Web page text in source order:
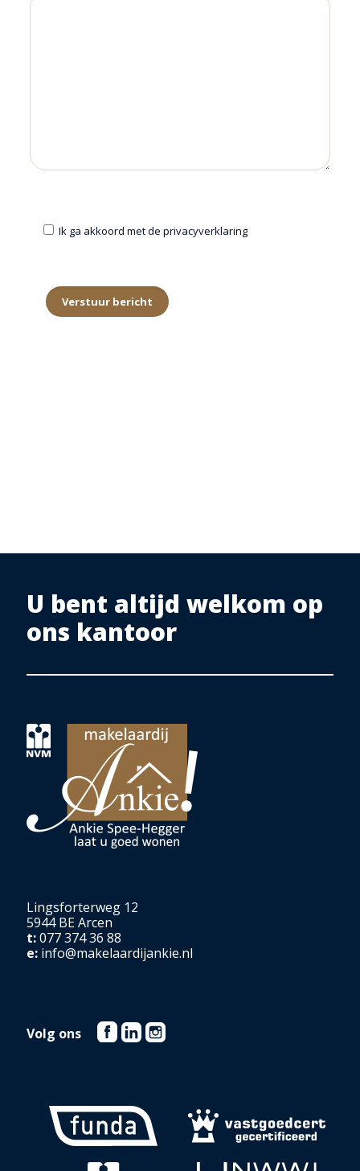
Ik ga akkoord met de privacyverklaring
U bent altijd welkom op
ons kantoor
Lingsforterweg 12
5944 BE Arcen
t:077 374 36 88
e: info@makelaardijankie.nl
Volg ons